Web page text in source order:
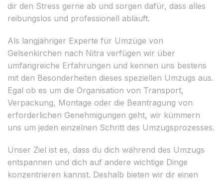
dir den Stress gerne ab und sorgen dafür, dass alles
reibungslos und professionell abläuft.
Als langjähriger Experte für Umzüge von
Gelsenkirchen nach Nitra verfügen wir über
umfangreiche Erfahrungen und kennen uns bestens
mit den Besonderheiten dieses speziellen Umzugs aus.
Egal ob es um die Organisation von Transport,
Verpackung, Montage oder die Beantragung von
erforderlichen Genehmigungen geht, wir kümmern
uns um jeden einzelnen Schritt des Umzugsprozesses.
Unser Ziel ist es, dass du dich während des Umzugs
entspannen und dich auf andere wichtige Dinge
konzentrieren kannst. Deshalb bieten wir dir einen